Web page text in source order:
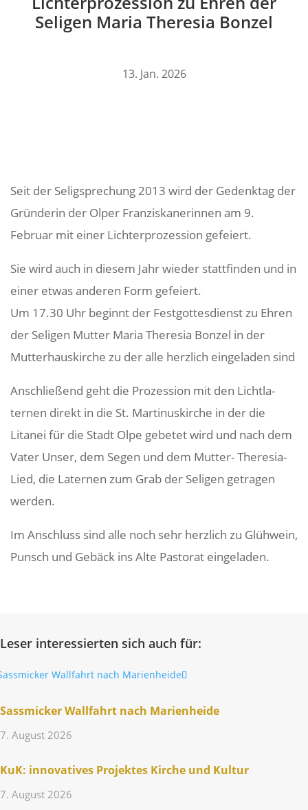
Seligen Maria Theresia Bonzel
13. Jan. 2026
Seit der Selig­spre­chung 2013 wird der Gedenktag der
Grün­derin der Olper Fran­zis­ka­ne­rinnen am 9.
Februar mit einer Lich­ter­pro­zes­sion gefeiert.
Sie wird auch in diesem Jahr wieder statt­finden und in
einer etwas anderen Form gefeiert.
Um 17.30 Uhr beginnt der Fest­got­tes­dienst zu Ehren
der Seligen Mutter Maria Theresia Bonzel in der
Mutter­haus­kirche zu der alle herz­lich einge­laden sind
Anschlie­ßend geht die Prozes­sion mit den Licht­la­
ternen direkt in die St. Marti­nus­kirche in der die
Litanei für die Stadt Olpe gebetet wird und nach dem
Vater Unser, dem Segen und dem Mutter- Theresia-
Lied, die Laternen zum Grab der Seligen getragen
werden.
Im Anschluss sind alle noch sehr herz­lich zu Glüh­wein,
Punsch und Gebäck ins Alte Pastorat eingeladen.
Leser interessierten sich auch für:
Sass­mi­cker Wall­fahrt nach Marienheide
7. August 2026
KuK: inno­va­tives Projektes Kirche und Kultur
7. August 2026